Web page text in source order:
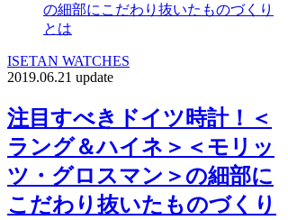
の細部にこだわり抜いたものづくり
とは
ISETAN WATCHES
2019.06.21 update
注目すべきドイツ時計！＜
ラング＆ハイネ＞＜モリッ
ツ・グロスマン＞の細部に
こだわり抜いたものづくり